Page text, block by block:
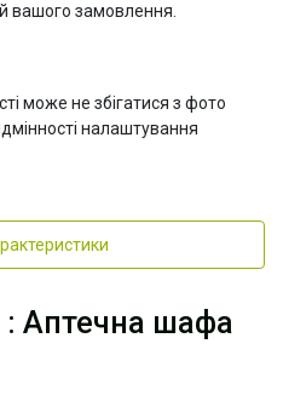
вашого замовлення.
може не збігатися з фото
налаштування
: Аптечна шафа